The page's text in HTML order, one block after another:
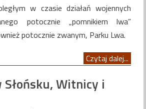
w czasie działań wojennych
potocznie „pomnikiem lwa”
potocznie zwanym, Parku Lwa.
Czytaj dalej...
Witnicy i